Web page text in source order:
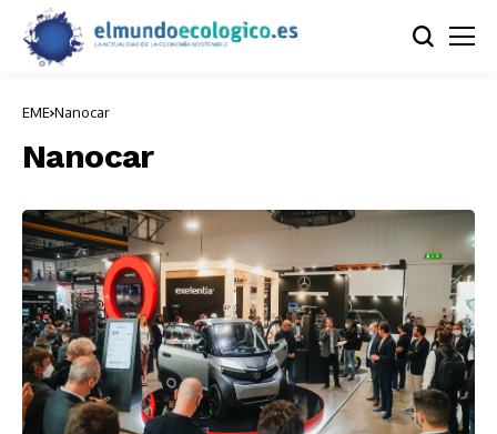
EME Nanocar
Nanocar